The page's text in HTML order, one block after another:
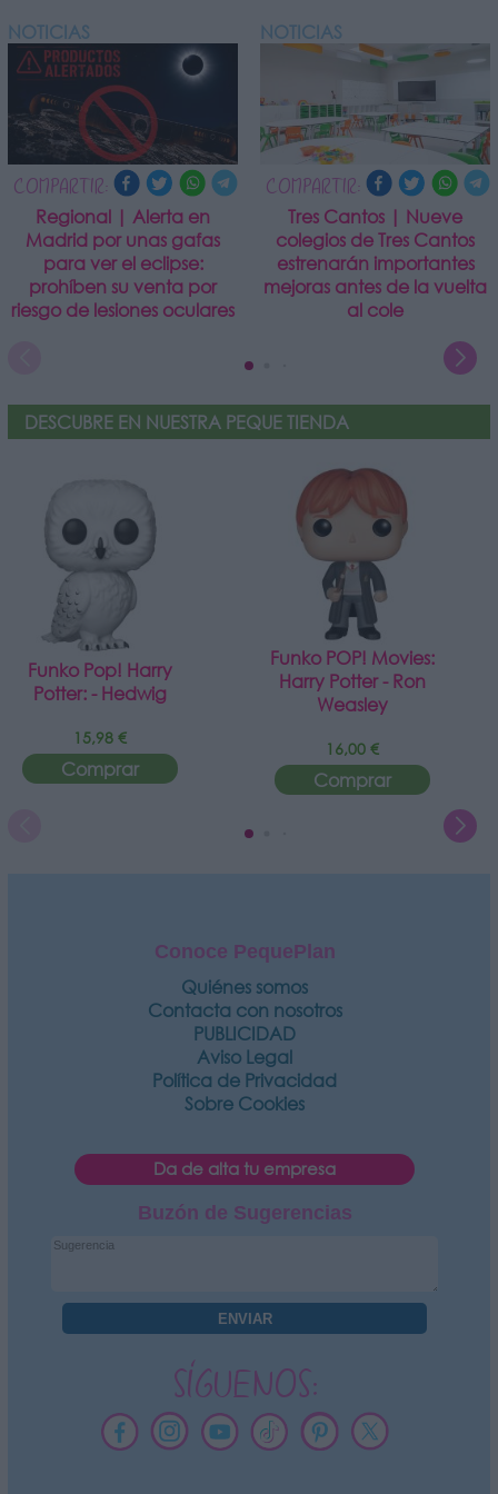
NOTICIAS
COMPARTIR:
Regional | Alerta en
Madrid por unas gafas
para ver el eclipse:
prohíben su venta por
riesgo de lesiones oculares
NOTICIAS
COMPARTIR:
Tres Cantos | Nueve
colegios de Tres Cantos
estrenarán importantes
mejoras antes de la vuelta
al cole
DESCUBRE EN NUESTRA PEQUE TIENDA
Funko Pop! Harry
Potter: - Hedwig
15,98 €
Comprar
Funko POP! Movies:
Harry Potter - Ron
Weasley
16,00 €
Comprar
Conoce PequePlan
Quiénes somos
Contacta con nosotros
PUBLICIDAD
Aviso Legal
Política de Privacidad
Sobre Cookies
Da de alta tu empresa
Buzón de Sugerencias
SÍGUENOS: